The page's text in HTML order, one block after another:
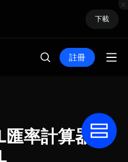
下載
註冊
率計算器: